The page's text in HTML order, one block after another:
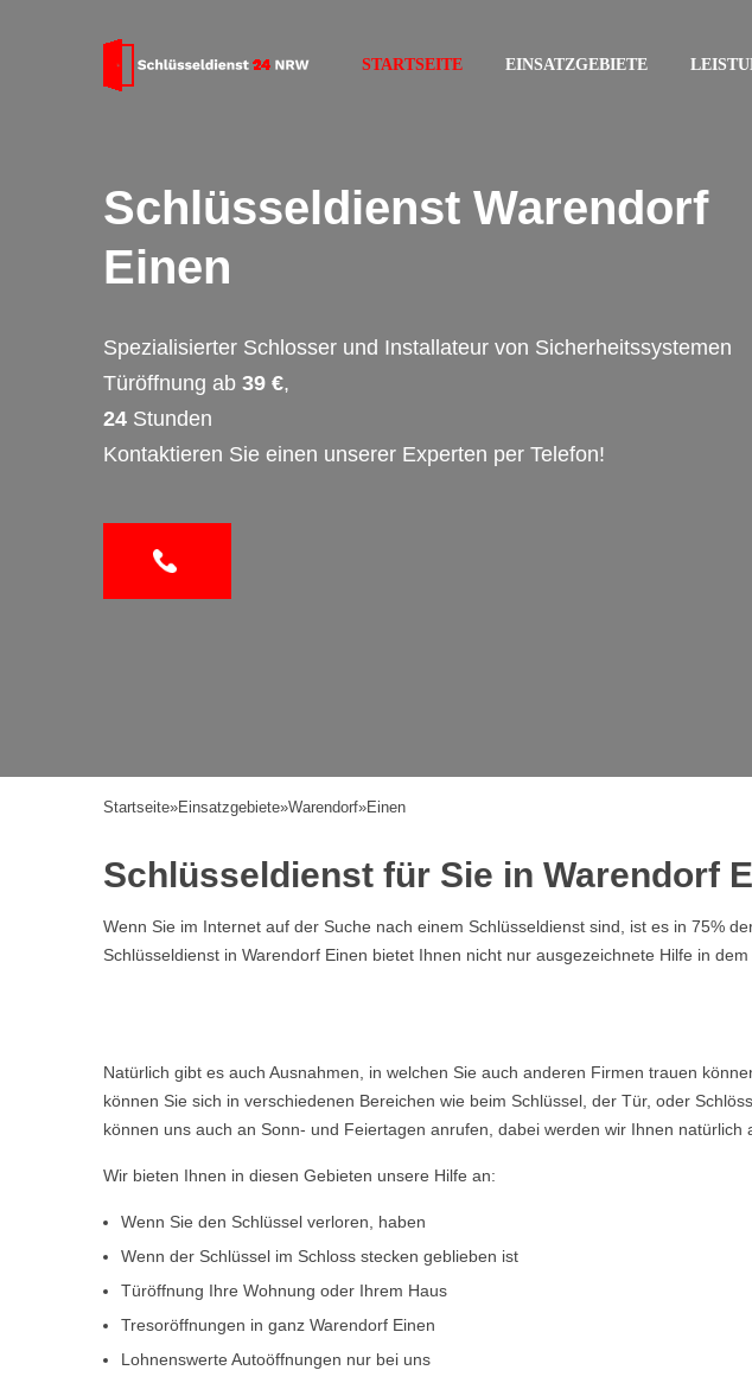
STARTSEITE EINSATZGEBIETE
Schlüsseldienst Warendorf
Einen
Spezialisierter Schlosser und Installateur von Sicherheitssystemen
Türöffnung ab 39 €,
24 Stunden
Kontaktieren Sie einen unserer Experten per Telefon!
Startseite»Einsatzgebiete»Warendorf»Einen
Schlüsseldienst für Sie in Warendorf
Wenn Sie im Internet auf der Suche nach einem Schlüsseldienst sind, ist es in 75%
Schlüsseldienst in Warendorf Einen bietet Ihnen nicht nur ausgezeichnete Hilfe in
Natürlich gibt es auch Ausnahmen, in welchen Sie auch anderen Firmen trauen
können Sie sich in verschiedenen Bereichen wie beim Schlüssel, der Tür, oder
können uns auch an Sonn- und Feiertagen anrufen, dabei werden wir Ihnen natürlich
Wir bieten Ihnen in diesen Gebieten unsere Hilfe an:
Wenn Sie den Schlüssel verloren, haben
Wenn der Schlüssel im Schloss stecken geblieben ist
Türöffnung Ihre Wohnung oder Ihrem Haus
Tresoröffnungen in ganz Warendorf Einen
Lohnenswerte Autoöffnungen nur bei uns